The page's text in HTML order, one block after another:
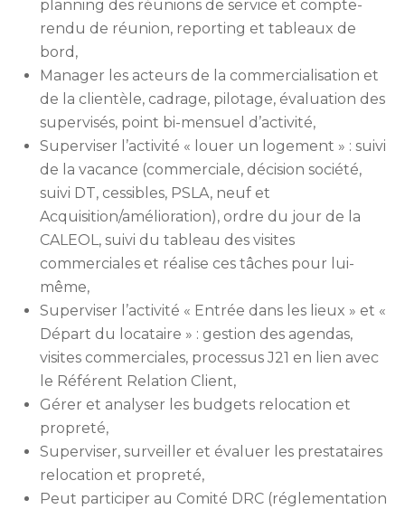
planning des réunions de service et compte-
rendu de réunion, reporting et tableaux de
bord,
Manager les acteurs de la commercialisation et
de la clientèle, cadrage, pilotage, évaluation des
supervisés, point bi-mensuel d’activité,
Superviser l’activité « louer un logement » : suivi
de la vacance (commerciale, décision société,
suivi DT, cessibles, PSLA, neuf et
Acquisition/amélioration), ordre du jour de la
CALEOL, suivi du tableau des visites
commerciales et réalise ces tâches pour lui-
même,
Superviser l’activité « Entrée dans les lieux » et «
Départ du locataire » : gestion des agendas,
visites commerciales, processus J21 en lien avec
le Référent Relation Client,
Gérer et analyser les budgets relocation et
propreté,
Superviser, surveiller et évaluer les prestataires
relocation et propreté,
Peut participer au Comité DRC (réglementation